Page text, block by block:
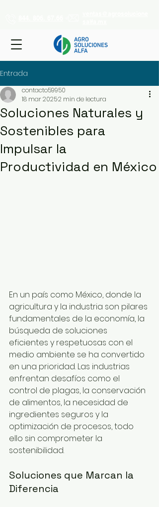
Entrada
Soluciones Naturales y
Sostenibles para
Impulsar la
Productividad en México
contacto59950
18 mar 20252 min de lectura
En un país como México, donde la
agricultura y la industria son pilares
fundamentales de la economía, la
búsqueda de soluciones
eficientes y respetuosas con el
medio ambiente se ha convertido
en una prioridad. Las industrias
enfrentan desafíos como el
control de plagas, la conservación
de alimentos, la necesidad de
ingredientes seguros y la
optimización de procesos, todo
ello sin comprometer la
sostenibilidad.
Soluciones que Marcan la
Diferencia